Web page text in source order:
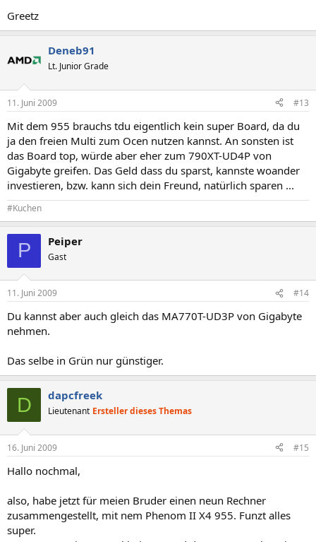
Greetz
Deneb91
Lt. Junior Grade
11. Juni 2009 #13
Mit dem 955 brauchs tdu eigentlich kein super Board, da du
ja den freien Multi zum Ocen nutzen kannst. An sonsten ist
das Board top, würde aber eher zum 790XT-UD4P von
Gigabyte greifen. Das Geld dass du sparst, kannste woander
investieren, bzw. kann sich dein Freund, natürlich sparen ...
#Kuchen
P Peiper
Gast
11. Juni 2009 #14
Du kannst aber auch gleich das MA770T-UD3P von Gigabyte
nehmen.
Das selbe in Grün nur günstiger.
D dapcfreek
Lieutenant Ersteller dieses Themas
16. Juni 2009 #15
Hallo nochmal,
also, habe jetzt für meien Bruder einen neun Rechner
zusammengestellt, mit nem Phenom II X4 955. Funzt alles
super.